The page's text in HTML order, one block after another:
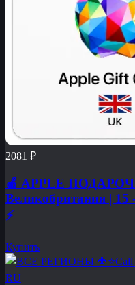
2081 ₽
🍎 APPLE
Великобритания |
⚡️
Купить